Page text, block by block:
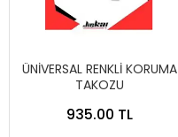
ÜNİVERSAL RENKLİ KORUMA
TAKOZU
935.00 TL